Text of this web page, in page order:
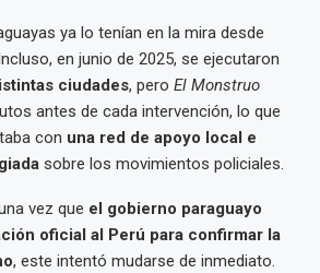
ya lo tenían en la mira desde
en junio de 2025, se ejecutaron
ciudades, pero El Monstruo
antes de cada intervención, lo que
con una red de apoyo local e
sobre los movimientos policiales.
vez que el gobierno paraguayo
oficial al Perú para confirmar la
, este intentó mudarse de inmediato.